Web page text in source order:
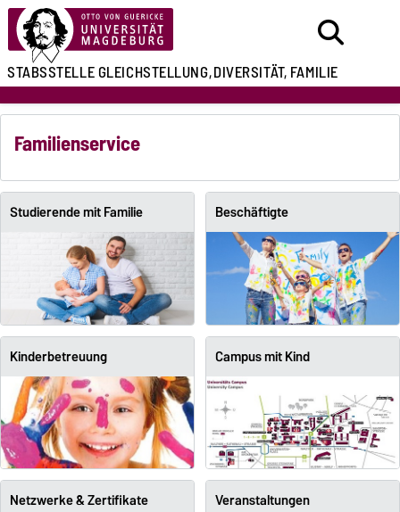
STABSSTELLEGLEICHSTELLUNG,DIVERSITÄT, FAMILIE
Familienservice
Studierende mit Familie Beschäftigte
Kinderbetreuung Campus mit Kind
Netzwerke & Zertifikate Veranstaltungen